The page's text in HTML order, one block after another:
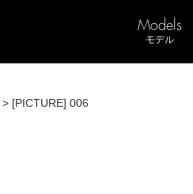
Models
モデル
> [PICTURE] 006